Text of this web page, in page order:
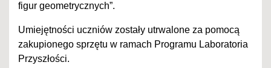
figur geometrycznych”.
Umiejętności uczniów zostały utrwalone za pomocą
zakupionego sprzętu w ramach Programu Laboratoria
Przyszłości.